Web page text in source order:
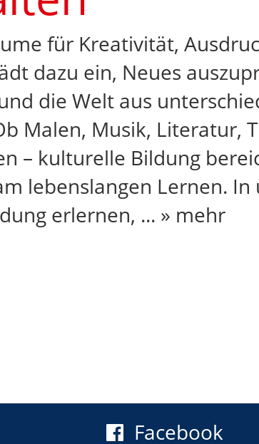
für Kreativität,
dazu ein, Neues
die Welt aus
Malen, Musik, Literatur,
– kulturelle Bildung
lebenslangen Lernen. In
erlernen, ... » mehr
Facebook